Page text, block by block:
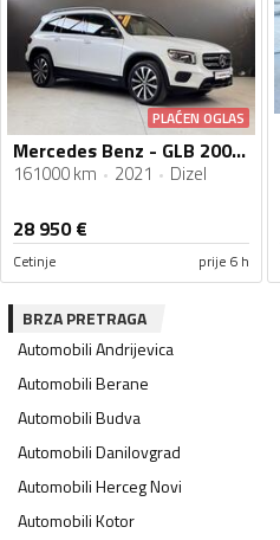
PLAĆEN OGLAS
Mercedes Benz - GLB 200 - 7 SJEDISTA - 2.0 150 KS- PRVA REG 2022
161000 km 2021 Dizel
28 950€
Cetinje prije 6 h
BRZA PRETRAGA
AutomobiliAndrijevica
AutomobiliBerane
AutomobiliBudva
AutomobiliDanilovgrad
AutomobiliHerceg Novi
AutomobiliKotor